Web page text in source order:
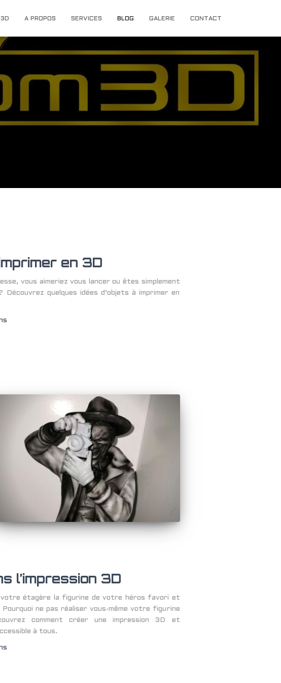
A PROPOS SERVICES BLOG GALERIE CONTACT
en 3D
vous aimeriez vous lancer ou êtes simplement
quelques idées d’objets à imprimer en
l’impression 3D
votre étagère la figurine de votre héros favori et
ne pas réaliser vous-même votre figurine
comment créer une impression 3D et
à tous.